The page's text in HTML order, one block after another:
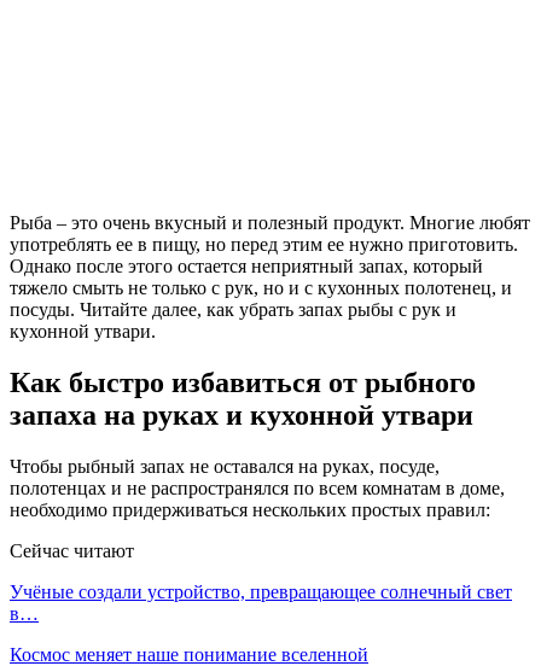
Рыба – это очень вкусный и полезный продукт. Многие любят
употреблять ее в пищу, но перед этим ее нужно приготовить.
Однако после этого остается неприятный запах, который
тяжело смыть не только с рук, но и с кухонных полотенец, и
посуды. Читайте далее, как убрать запах рыбы с рук и
кухонной утвари.
Как быстро избавиться от рыбного
запаха на руках и кухонной утвари
Чтобы рыбный запах не оставался на руках, посуде,
полотенцах и не распространялся по всем комнатам в доме,
необходимо придерживаться нескольких простых правил:
Сейчас читают
Учёные создали устройство, превращающее солнечный свет
в…
Космос меняет наше понимание вселенной